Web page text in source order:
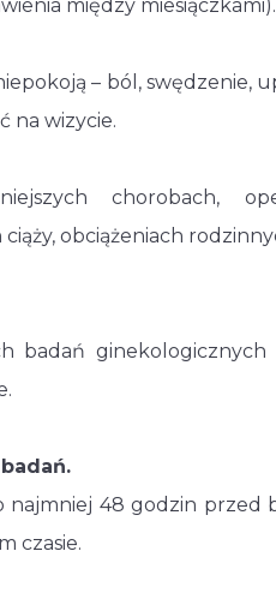
między miesiączkami).
– ból, swędzenie,
na wizycie.
chorobach,
obciążeniach
badań
najmniej 48 godzin przed
czasie.